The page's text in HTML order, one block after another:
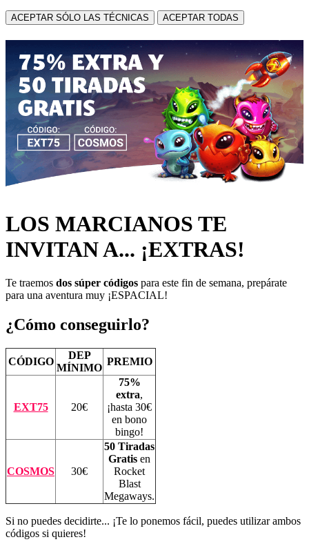
ACEPTAR SÓLO LAS TÉCNICAS ACEPTAR TODAS
LOS MARCIANOS TE
INVITAN A... ¡EXTRAS!
Te traemos dos súper códigos para este fin de semana, prepárate
para una aventura muy ¡ESPACIAL!
¿Cómo conseguirlo?
CÓDIGO
DEP
MÍNIMO
PREMIO
EXT75 20€
75%
extra,
¡hasta 30€
en bono
bingo!
COSMOS 30€
50 Tiradas
Gratis en
Rocket
Blast
Megaways.
Si no puedes decidirte... ¡Te lo ponemos fácil, puedes utilizar ambos
códigos si quieres!